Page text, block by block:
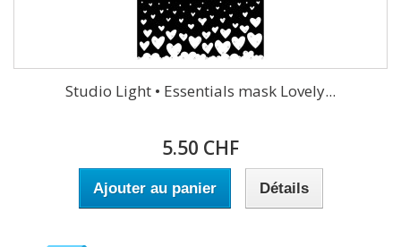
Studio Light • Essentials mask Lovely...
5.50 CHF
Ajouter au panier Détails